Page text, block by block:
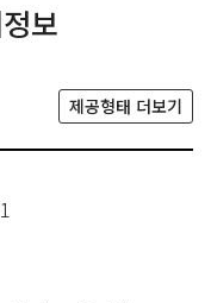
보
제공형태 더보기